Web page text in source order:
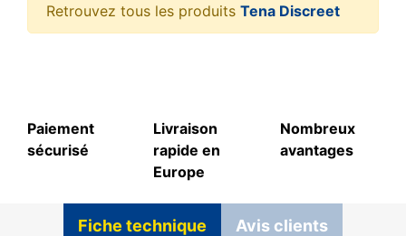
Retrouvez tous les produits Tena Discreet
Paiement
sécurisé
Livraison
rapide en
Europe
Nombreux
avantages
Fiche technique Avis clients